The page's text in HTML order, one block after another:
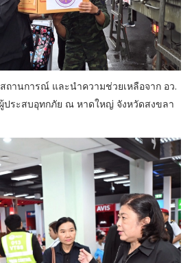
านการณ์ และนำความช่วยเหลือจาก อว.
ประสบอุทกภัย ณ หาดใหญ่ จังหวัดสงขลา